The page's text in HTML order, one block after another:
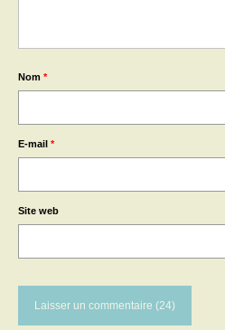
Nom *
E-mail *
Site web